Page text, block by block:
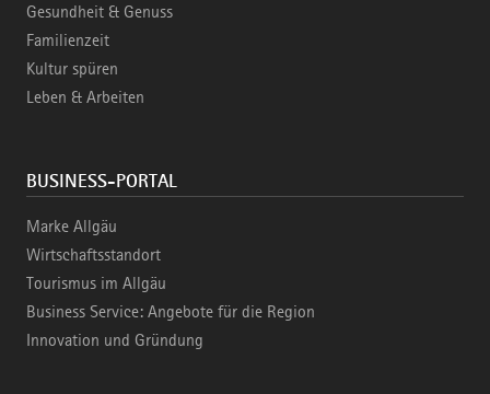
Gesundheit & Genuss
Familienzeit
Kultur spüren
Leben & Arbeiten
BUSINESS-PORTAL
Marke Allgäu
Wirtschaftsstandort
Tourismus im Allgäu
Business Service: Angebote für die Region
Innovation und Gründung